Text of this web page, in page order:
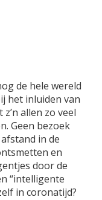
de hele wereld
het inluiden van
allen zo veel
Geen bezoek
in de
en
door de
“intelligente
in coronatijd?